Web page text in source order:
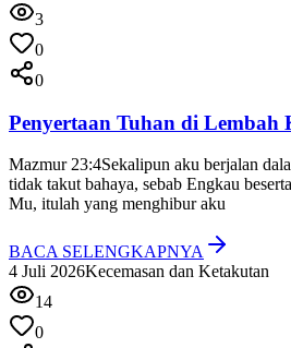
3
0
0
Penyertaan Tuhan di Lembah
Mazmur 23:4Sekalipun aku berjalan
tidak takut bahaya, sebab Engkau
Mu, itulah yang menghibur aku
BACA SELENGKAPNYA
4 Juli 2026Kecemasan dan Ketakutan
14
0